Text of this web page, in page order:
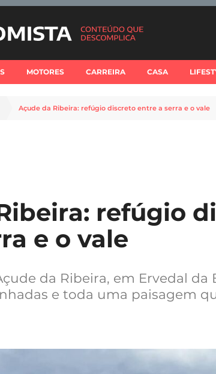
MOTORES CARREIRA CASA
Açude da Ribeira: refúgio discreto entre a serra e o vale
refúgio
e o vale
da Ribeira, em Ervedal da
e toda uma paisagem